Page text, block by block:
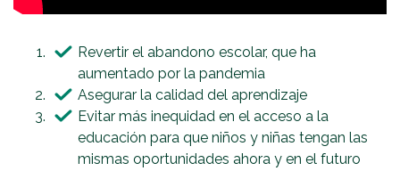
Revertir el abandono escolar, que ha
aumentado por la pandemia
Asegurar la calidad del aprendizaje
Evitar más inequidad en el acceso a la
educación para que niños y niñas tengan las
mismas oportunidades ahora y en el futuro